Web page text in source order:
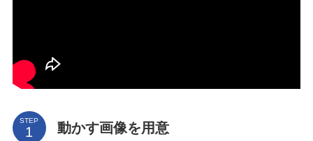
STEP 動かす画像を用意